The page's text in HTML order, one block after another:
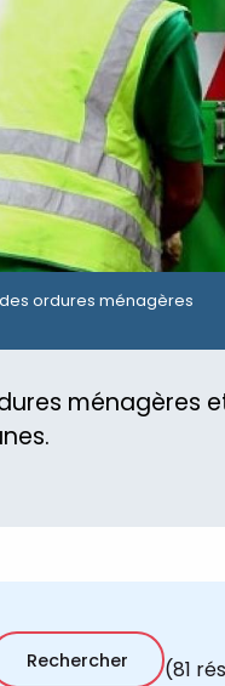
ordures ménagères
ménagères
(81